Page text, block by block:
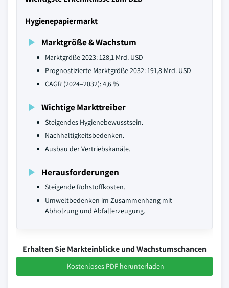
Hygienepapiermarkt
Marktgröße & Wachstum
Marktgröße 2023: 128,1 Mrd. USD
Prognostizierte Marktgröße 2032: 191,8 Mrd. USD
CAGR (2024–2032): 4,6 %
Wichtige Markttreiber
Steigendes Hygienebewusstsein.
Nachhaltigkeitsbedenken.
Ausbau der Vertriebskanäle.
Herausforderungen
Steigende Rohstoffkosten.
Umweltbedenken im Zusammenhang mit
Abholzung und Abfallerzeugung.
Erhalten Sie Markteinblicke und Wachstumschancen
Kostenloses PDF herunterladen